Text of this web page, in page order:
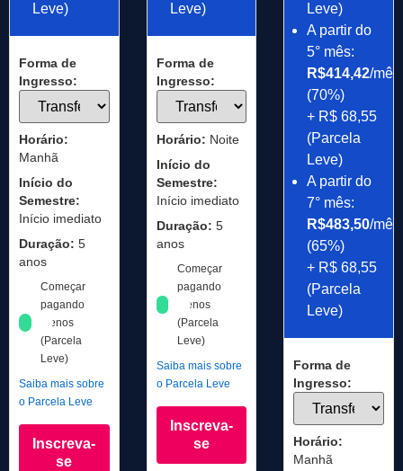
Leve)
Forma de
Ingresso:
Horário:
Manhã
Início do
Semestre:
Início imediato
Duração: 5
anos
Começar
pagando
menos
(Parcela
Leve)
Saiba mais sobre
o Parcela Leve
Inscreva-
se
Leve)
Forma de
Ingresso:
Horário: Noite
Início do
Semestre:
Início imediato
Duração: 5
anos
Começar
pagando
menos
(Parcela
Leve)
Saiba mais sobre
o Parcela Leve
Inscreva-
se
Leve)
A partir do
5° mês:
R$414,42/mês
(70%)
+ R$ 68,55
(Parcela
Leve)
A partir do
7° mês:
R$483,50/mês
(65%)
+ R$ 68,55
(Parcela
Leve)
Forma de
Ingresso:
Horário:
Manhã